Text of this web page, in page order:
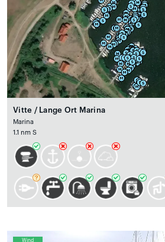
Vitte / Lange Ort Marina
Marina
1.1 nm S
Wind